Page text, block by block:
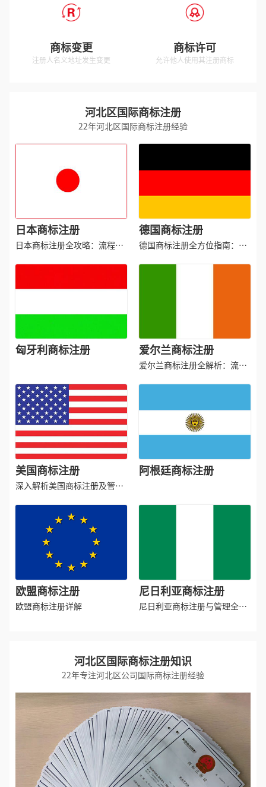
商标变更
注册人名义地址发生变更
商标许可
允许他人使用其注册商标
河北区国际商标注册
22年河北区国际商标注册经验
日本商标注册
日本商标注册全攻略：流程、
德国商标注册
德国商标注册全方位指南：流
匈牙利商标注册 爱尔兰商标注册
爱尔兰商标注册全解析：流
美国商标注册
深入解析美国商标注册及管理
阿根廷商标注册
欧盟商标注册
欧盟商标注册详解
尼日利亚商标注册
尼日利亚商标注册与管理全解
河北区国际商标注册知识
22年专注河北区公司国际商标注册经验